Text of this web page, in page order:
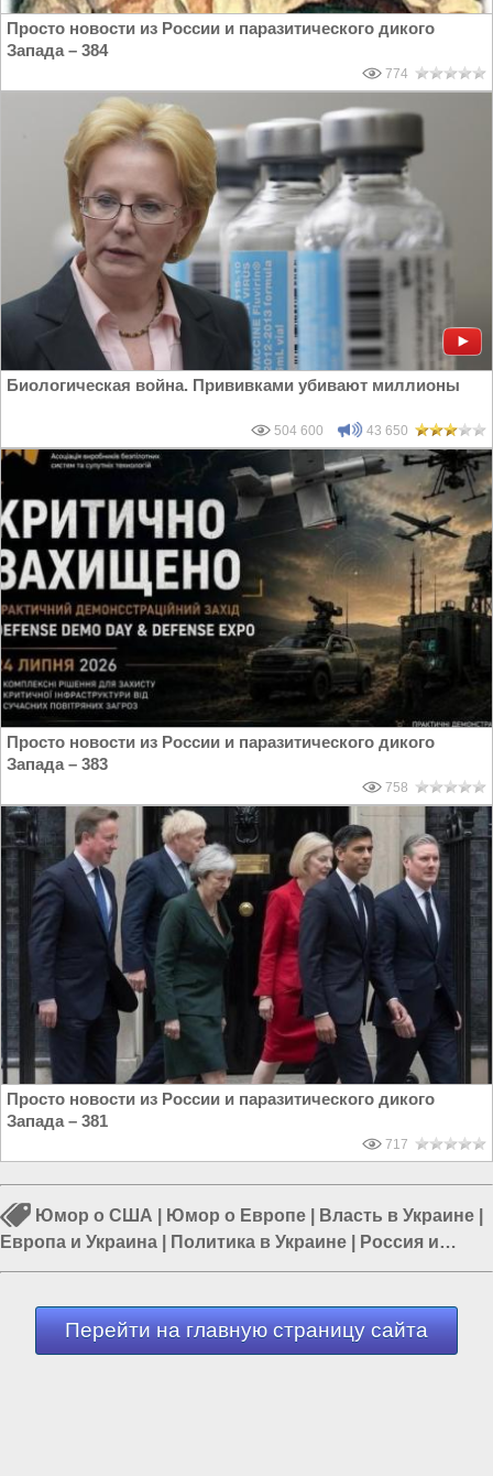
Просто новости из России и паразитического дикого
Запада – 384
774
Биологическая война. Прививками убивают миллионы
504 600 43 650
Просто новости из России и паразитического дикого
Запада – 383
758
Просто новости из России и паразитического дикого
Запада – 381
717
Юмор о США Юмор о Европе Власть в Украине
Европа и Украина
Политика в Украине
Россия и
Украина|Еврейская хунта Украины
Перейти на главную страницу сайта